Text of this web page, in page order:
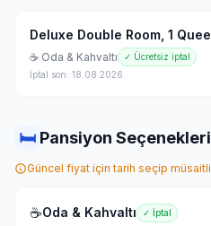
Deluxe Double Room, 1
☕ Oda & Kahvaltı
✓ Ücretsiz iptal
İptal son: 18.08.2026
🛏 Pansiyon Seçenekleri
Güncel fiyat için tarih seçip
☕Oda & Kahvaltı ✓ İptal